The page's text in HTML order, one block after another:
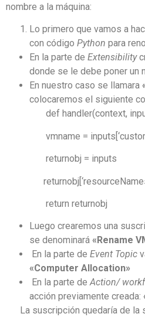
nombre a la máquina:
Lo primero que vamos a
con código Python para
En la parte de Extensibility
donde se le debe poner un
En nuestro caso se llamara
colocaremos el siguiente
def handler(context,
vmname =
returnobj = inputs
return returnobj
Luego crearemos una
se denominará « Rename
En la parte de Event Topic
«Computer Allocation»
En la parte deAction/
acción previamente creada:
La suscripción quedaría de la